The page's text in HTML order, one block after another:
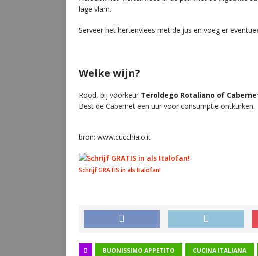
lage vlam.
Serveer het hertenvlees met de jus en voeg er
Welke wijn?
Rood, bij voorkeur Teroldego Rotaliano of
Best de Cabernet een uur voor consumptie ontkurken.
bron: www.cucchiaio.it
Schrijf GRATIS in als Italofan!
BUONISSIMO APPETITO CUCINA ITALIANA